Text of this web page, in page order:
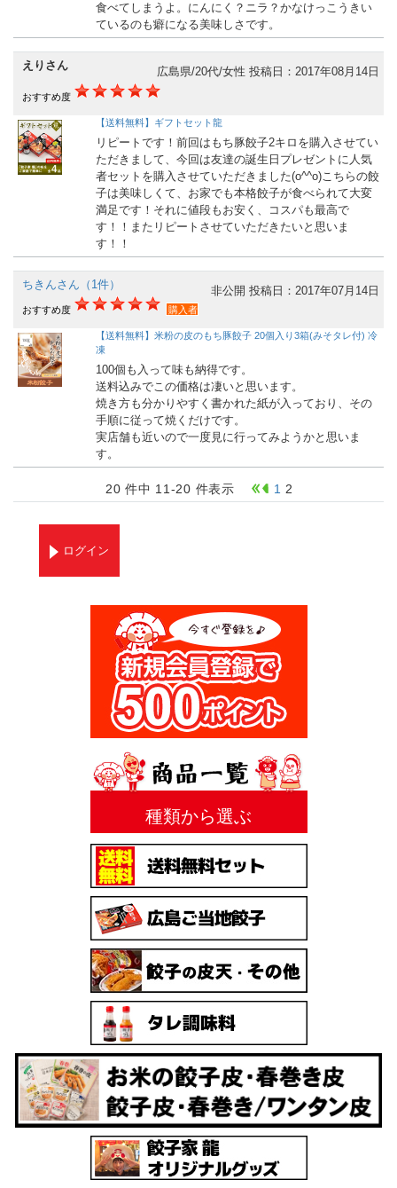
食べてしまうよ。にんにく？ニラ？かなけっこうきい
ているのも癖になる美味しさです。
えりさん 広島県/20代/女性 投稿日：2017年08月14日
おすすめ度
【送料無料】ギフトセット龍
リピートです！前回はもち豚餃子2キロを購入させてい
ただきまして、今回は友達の誕生日プレゼントに人気
者セットを購入させていただきました(o^^o)こちらの餃
子は美味しくて、お家でも本格餃子が食べられて大変
満足です！それに値段もお安く、コスパも最高で
す！！またリピートさせていただきたいと思いま
す！！
ちきんさん（1件） 非公開 投稿日：2017年07月14日
おすすめ度 購入者
【送料無料】米粉の皮のもち豚餃子 20個入り3箱(みそタレ付) 冷
凍
100個も入って味も納得です。
送料込みでこの価格は凄いと思います。
焼き方も分かりやすく書かれた紙が入っており、その
手順に従って焼くだけです。
実店舗も近いので一度見に行ってみようかと思いま
す。
20 件中 11-20 件表示 1 2
ログイン
種類から選ぶ